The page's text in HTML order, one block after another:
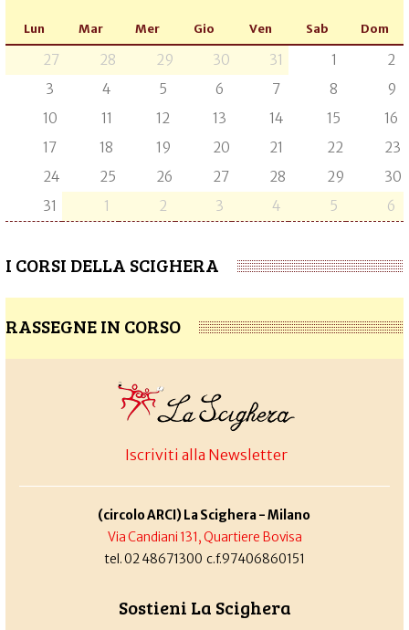
Lun Mar Mer Gio Ven Sab Dom
27 28 29 30 31 1
2
3
4 5 6 7 8
9
10
11 12 13 14 15
16
17
18 19 20 21 22
23
24
25 26 27 28 29
30
31
1 2 3 4 5 6
I CORSI DELLA SCIGHERA
RASSEGNE IN CORSO
Iscriviti alla Newsletter
(circolo ARCI) La Scighera - Milano
Via Candiani 131, Quartiere Bovisa
tel. 02 48671300 c.f.97406860151
Sostieni La Scighera